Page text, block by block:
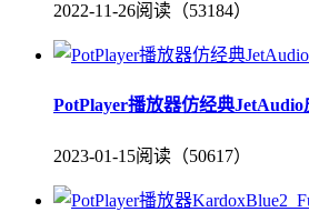
2022-11-26阅读（53184）
PotPlayer播放器仿经典JetAudio
2023-01-15阅读（50617）